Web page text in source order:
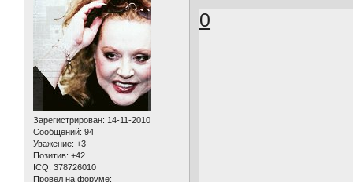
Зарегистрирован: 14-11-2010
Сообщений: 94
Уважение: +3
Позитив: +42
ICQ: 378726010
Провел на форуме:
0